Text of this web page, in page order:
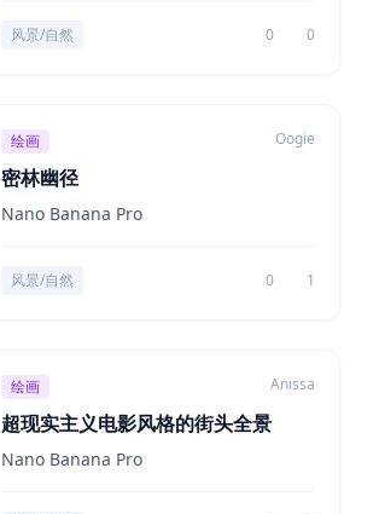
风景/自然 0 0
绘画 Oogie
密林幽径
Nano Banana Pro
风景/自然 0 1
绘画 Anissa
超现实主义电影风格的街头全景
Nano Banana Pro